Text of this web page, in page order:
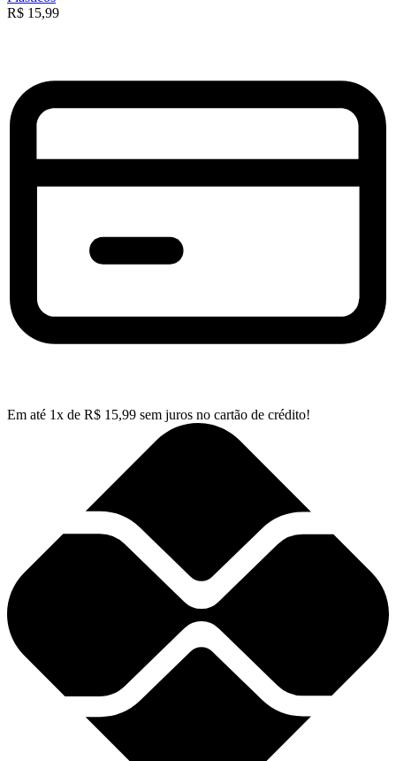
R$ 15,99
Em até 1x de R$ 15,99 sem juros no cartão de crédito!